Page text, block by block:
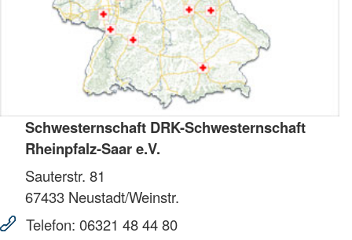
Schwesternschaft DRK-Schwesternschaft
Rheinpfalz-Saar e.V.
Sauterstr. 81
67433 Neustadt/Weinstr.
Telefon: 06321 48 44 80